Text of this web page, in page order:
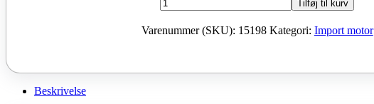
Benz
B-
Tilføj til kurv
Varenummer (SKU): 15198 Kategori: Import motor
Beskrivelse